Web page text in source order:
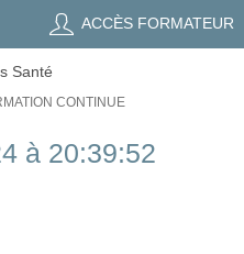
ACCÈS FORMATEUR
CONTINUE
à 20:39:52